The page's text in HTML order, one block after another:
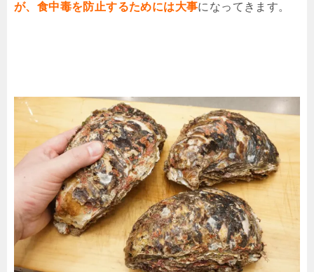
が、食中毒を防止するためには大事になってきます。